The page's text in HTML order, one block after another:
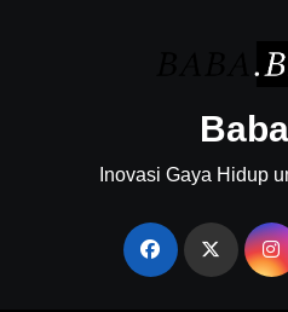
Inovasi Gaya Hidup